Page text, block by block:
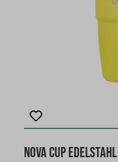
verderblichen Waren.
aus Edelstahl,
Die Farbe ist
bekommt keine
oz, Farbe Petrol,
Nova Cup